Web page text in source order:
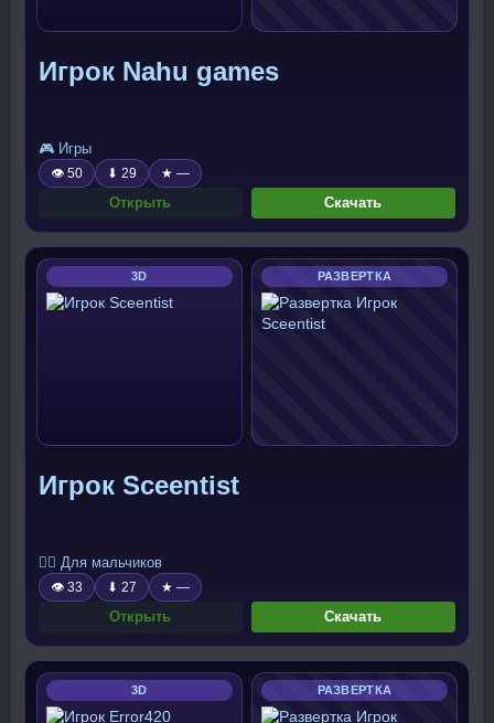
Игрок Nahu games
🎮 Игры
👁 50 ⬇ 29 ★ —
Открыть Скачать
3D РАЗВЕРТКА
Игрок Sceentist
🧍‍♂️ Для мальчиков
👁 33 ⬇ 27 ★ —
Открыть Скачать
3D РАЗВЕРТКА